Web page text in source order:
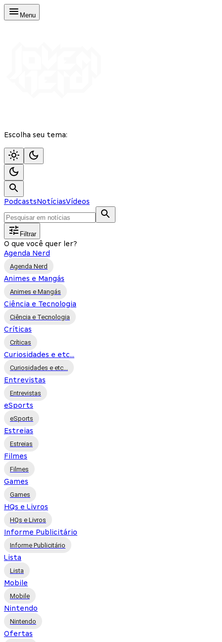
Menu
Escolha seu tema:
PodcastsNotíciasVídeos
Filtrar
O que você quer ler?
Agenda Nerd
Agenda Nerd
Animes e Mangás
Animes e Mangás
Ciência e Tecnologia
Ciência e Tecnologia
Críticas
Críticas
Curiosidades e etc...
Curiosidades e etc...
Entrevistas
Entrevistas
eSports
eSports
Estreias
Estreias
Filmes
Filmes
Games
Games
HQs e Livros
HQs e Livros
Informe Publicitário
Informe Publicitário
Lista
Lista
Mobile
Mobile
Nintendo
Nintendo
Ofertas